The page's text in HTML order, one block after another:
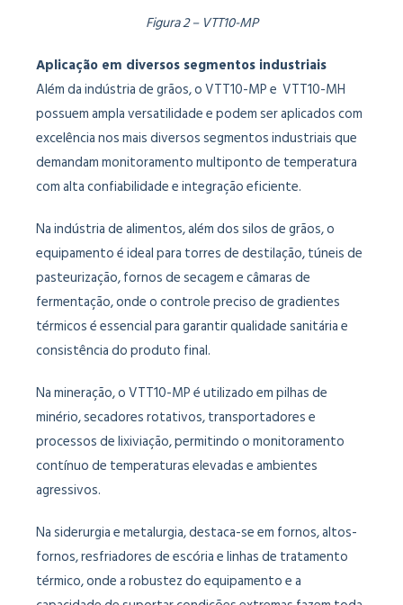
Figura 2 – VTT10-MP
Aplicação em diversos segmentos industriais
Além da indústria de grãos, o VTT10-MP e VTT10-MH
possuem ampla versatilidade e podem ser aplicados com
excelência nos mais diversos segmentos industriais que
demandam monitoramento multiponto de temperatura
com alta confiabilidade e integração eficiente.
Na indústria de alimentos, além dos silos de grãos, o
equipamento é ideal para torres de destilação, túneis de
pasteurização, fornos de secagem e câmaras de
fermentação, onde o controle preciso de gradientes
térmicos é essencial para garantir qualidade sanitária e
consistência do produto final.
Na mineração, o VTT10-MP é utilizado em pilhas de
minério, secadores rotativos, transportadores e
processos de lixiviação, permitindo o monitoramento
contínuo de temperaturas elevadas e ambientes
agressivos.
Na siderurgia e metalurgia, destaca-se em fornos, altos-
fornos, resfriadores de escória e linhas de tratamento
térmico, onde a robustez do equipamento e a